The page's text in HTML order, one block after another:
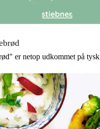
er netop udkommet på tysk